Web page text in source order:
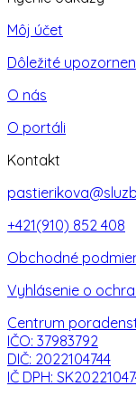
Môj účet
Dôležité
O nás
O portáli
Kontakt
+421(910) 852 408
Obchodné
Vyhlásenie o
Centrum
IČO: 37983792
DIČ: 2022104744
IČ DPH: